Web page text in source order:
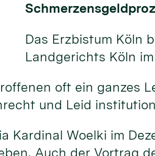
Das Erzbistum Köln
Landgerichts Köln
oft ein ganzes
und Leid
Woelki im
Auch der Vortrag